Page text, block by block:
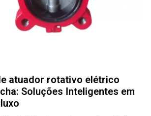
atuador rotativo elétrico
Soluções Inteligentes em